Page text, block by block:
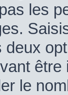
les
deux
le